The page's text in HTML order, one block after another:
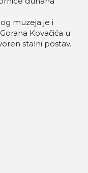
muzeja je i
Kovačića u
stalni postav.